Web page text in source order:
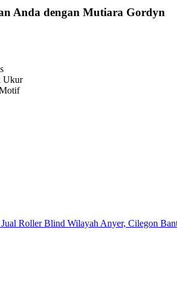
Anda dengan Mutiara Gordyn
Ukur